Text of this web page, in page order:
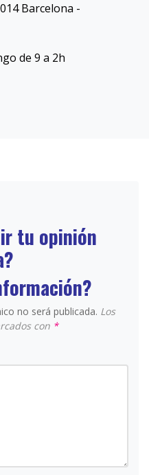
Barcelona -
de 9 a 2h
tu opinión
no será publicada. Los
con *